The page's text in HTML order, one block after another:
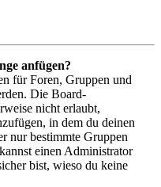
anfügen?
für Foren, Gruppen und
Die Board-
nicht erlaubt,
in dem du deinen
nur bestimmte Gruppen
einen Administrator
bist, wieso du keine